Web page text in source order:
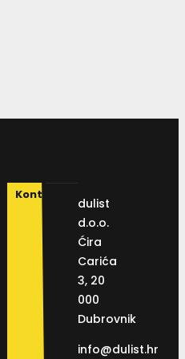
Kontakt
dulist
d.o.o.
Ćira
Carića
3, 20
000
Dubrovnik
info@dulist.hr